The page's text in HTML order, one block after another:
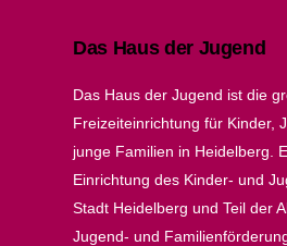
Das Haus der Jugend
Das Haus der Jugend ist die
Freizeiteinrichtung für Kinder,
junge Familien in Heidelberg.
Einrichtung des Kinder- und
Stadt Heidelberg und Teil der
Jugend- und